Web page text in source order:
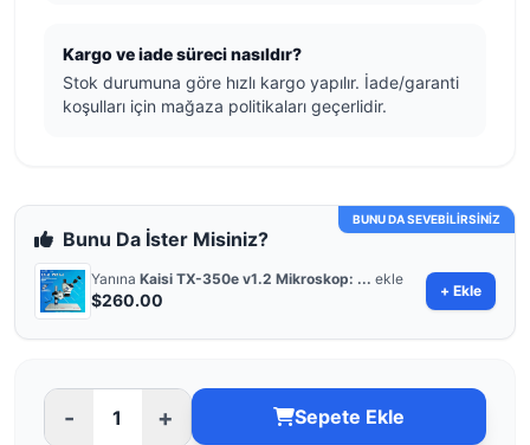
Kargo ve iade süreci nasıldır?
Stok durumuna göre hızlı kargo yapılır. İade/garanti
koşulları için mağaza politikaları geçerlidir.
BUNU DA SEVEBİLİRSİNİZ
Bunu Da İster Misiniz?
Yanına Kaisi TX-350e v1.2 Mikroskop: ... ekle
$260.00 + Ekle
- + Sepete Ekle